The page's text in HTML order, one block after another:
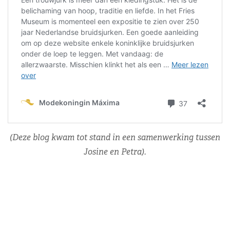
(Deze blog kwam tot stand in een samenwerking tussen
Josine en Petra).